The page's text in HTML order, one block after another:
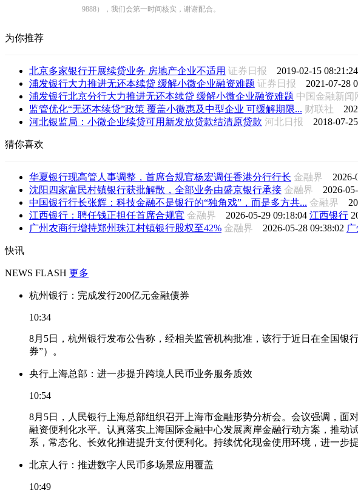
9888），我们会第一时间核实，谢谢配合。
为你推荐
北京多家银行开展续贷业务 房地产企业不适用 证券日报 2019-02-15 08:21:24
浦发银行大力推进无还本续贷 缓解小微企业融资难题 证券日报 2021-07-28
浦发银行北京分行大力推进无还本续贷 缓解小微企业融资难题 中国金融新
监管优化“无还本续贷”政策 覆盖小微惠及中型企业 可缓解期限... 财联社
河北银监局：小微企业续贷可用新发放贷款结清原贷款 河北日报 2018-07-
猜你喜欢
华夏银行现高管人事调整，首席合规官杨宏调任香港分行行长 金融界 2026-
沈阳四家富民村镇银行获批解散，全部业务由盛京银行承接 金融界 2026-
中国银行行长张辉：科技金融不是银行的“独角戏”，而是多方共... 金融界
江西银行：聘任钱正担任首席合规官 金融界 2026-05-29 09:18:04 江西银行
广州农商行增持郑州珠江村镇银行股权至42% 金融界 2026-05-28 09:38:02
快讯
NEWS FLASH 更多
杭州银行：完成发行200亿元金融债券
10:34
8月5日，杭州银行发布公告称，经相关监管机构批准，该行于近日在全国银
券”）。
央行上海总部：进一步提升跨境人民币业务服务质效
10:54
8月5日，人民银行上海总部组织召开上海市金融形势分析会。会议强调，
融资便利化水平。认真落实上海国际金融中心发展离岸金融行动方案，推
系，常态化、长效化推进提升支付便利化。持续优化现金使用环境，进一
北京人行：推进数字人民币多场景应用覆盖
10:49